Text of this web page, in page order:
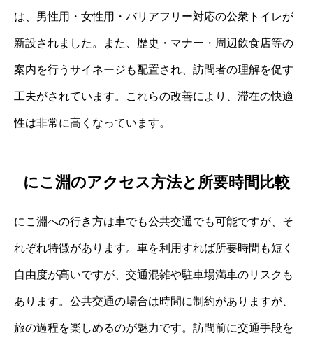
は、男性用・女性用・バリアフリー対応の公衆トイレが
新設されました。また、歴史・マナー・周辺飲食店等の
案内を行うサイネージも配置され、訪問者の理解を促す
工夫がされています。これらの改善により、滞在の快適
性は非常に高くなっています。
にこ淵のアクセス方法と所要時間比較
にこ淵への行き方は車でも公共交通でも可能ですが、そ
れぞれ特徴があります。車を利用すれば所要時間も短く
自由度が高いですが、交通混雑や駐車場満車のリスクも
あります。公共交通の場合は時間に制約がありますが、
旅の過程を楽しめるのが魅力です。訪問前に交通手段を